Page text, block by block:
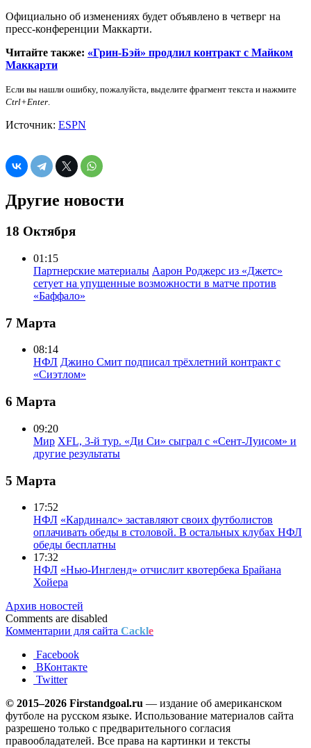
Официально об изменениях будет объявлено в четверг на
пресс-конференции Маккарти.
Читайте также: «Грин-Бэй» продлил контракт с Майком
Маккарти
Если вы нашли ошибку, пожалуйста, выделите фрагмент текста и нажмите
Ctrl+Enter.
Источник: ESPN
Другие новости
18 Октября
01:15
Партнерские материалы Аарон Роджерс из «Джетс»
сетует на упущенные возможности в матче против
«Баффало»
7 Марта
08:14
НФЛ Джино Смит подписал трёхлетний контракт с
«Сиэтлом»
6 Марта
09:20
Мир XFL, 3-й тур. «Ди Си» сыграл с «Сент-Луисом» и
другие результаты
5 Марта
17:52
НФЛ «Кардиналс» заставляют своих футболистов
оплачивать обеды в столовой. В остальных клубах НФЛ
обеды бесплатны
17:32
НФЛ «Нью-Ингленд» отчислит квотербека Брайана
Хойера
Архив новостей
Comments are disabled
Комментарии для сайта Cackle
Facebook
ВКонтакте
Twitter
© 2015–2026 Firstandgoal.ru — издание об американском
футболе на русском языке. Использование материалов cайта
разрешено только с предварительного согласия
правообладателей. Все права на картинки и тексты